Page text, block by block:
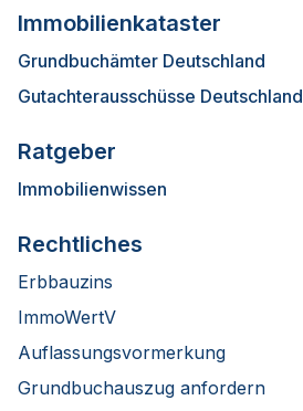
Immobilienkataster
Grundbuchämter Deutschland
Gutachterausschüsse Deutschland
Ratgeber
Immobilienwissen
Rechtliches
Erbbauzins
ImmoWertV
Auflassungsvormerkung
Grundbuchauszug anfordern